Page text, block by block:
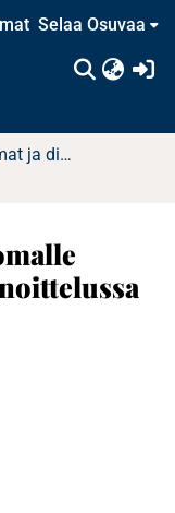
Selaa Osuvaa
Pro gradu -tutkielmat ja diplomityöt (rajattu saatavuus)